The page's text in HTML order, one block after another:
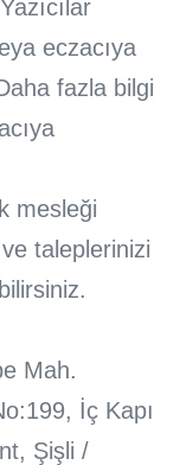
eczacıya
fazla bilgi
mesleği
taleplerinizi
Mah.
İç Kapı
Şişli /